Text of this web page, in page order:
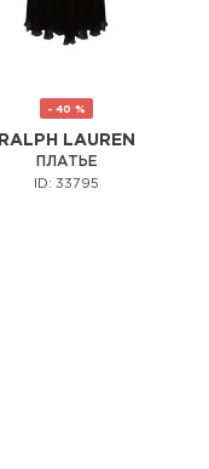
- 40 %
RALPH LAUREN
ПЛАТЬЕ
ID: 33795